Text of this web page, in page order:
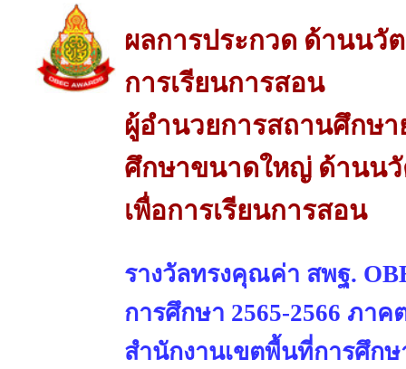
ผลการประกวด ด้านนวั
การเรียนการสอน
ผู้อำนวยการสถานศึกษา
ศึกษาขนาดใหญ่ ด้านนวั
เพื่อการเรียนการสอน
รางวัลทรงคุณค่า สพฐ.
การศึกษา 2565-2566 ภาค
สำนักงานเขตพื้นที่การศึก